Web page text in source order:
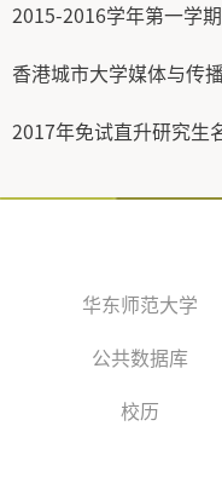
2017年免试直升研究生
华东师范大学
公共数据库
校历